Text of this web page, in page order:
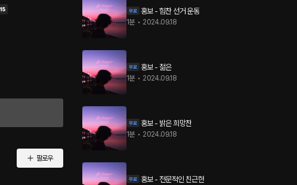
팔로우
홍보 - 힘찬 선거 운동
1분 • 2024.09.18
홍보 - 젊은
1분 • 2024.09.18
홍보 - 밝은 희망찬
1분 • 2024.09.18
홍보 - 전문적인 친근한